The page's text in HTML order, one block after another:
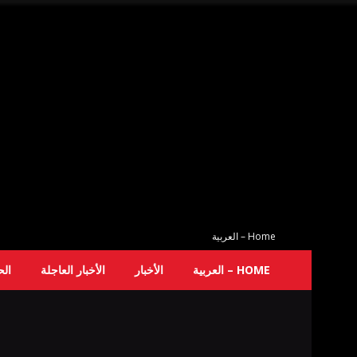
Home – العربية
HOME – العربية الأخبار الأخبار العاجلة